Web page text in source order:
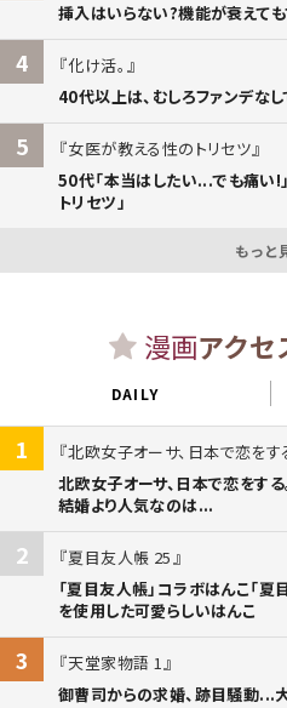
挿入はいらない?機能が衰えて
4
化け活。
40代以上は、むしろファンデな
5
女医が教える性のトリセツ
50代「本当はしたい...でも痛い!
トリセツ」
もっと
漫画アクセ
DAILY
1
北欧女子オーサ、日本で恋をす
北欧女子オーサ、日本で恋をす
結婚より人気なのは...
2
夏目友人帳 25
「夏目友人帳」コラボはんこ「夏
を使用した可愛らしいはんこ
3
天堂家物語 1
御曹司からの求婚、跡目騒動...